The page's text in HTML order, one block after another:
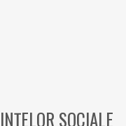
SOCIALE